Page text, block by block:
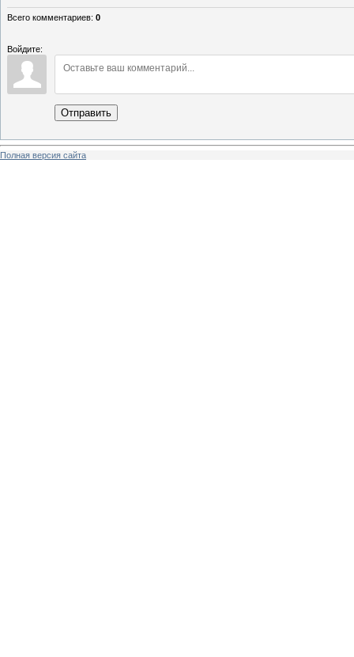
Всего комментариев: 0
Войдите:
Отправить
Полная версия сайта